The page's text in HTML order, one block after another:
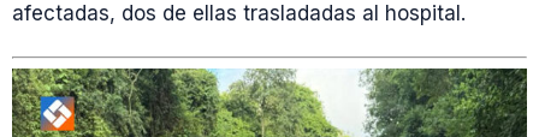
afectadas, dos de ellas trasladadas al hospital.